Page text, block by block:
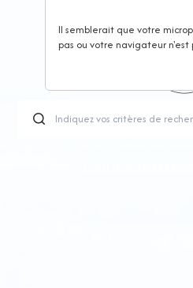
Il semblerait que votre
pas ou votre navigateur n'est